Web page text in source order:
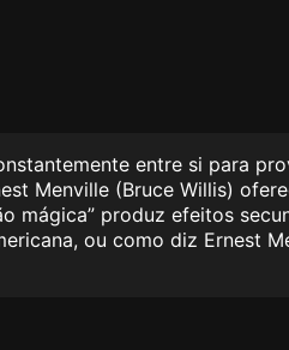
entre si para
Menville (Bruce Willis)
produz efeitos
ou como diz Ernest